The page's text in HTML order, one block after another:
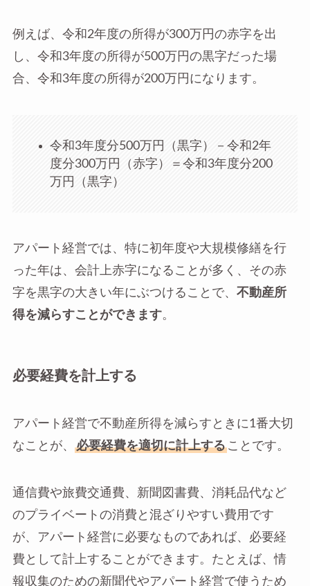
例えば、令和2年度の所得が300万円の赤字を出
し、令和3年度の所得が500万円の黒字だった場
合、令和3年度の所得が200万円になります。
令和3年度分500万円（黒字）－令和2年
度分300万円（赤字）＝令和3年度分200
万円（黒字）
アパート経営では、特に初年度や大規模修繕を行
った年は、会計上赤字になることが多く、その赤
字を黒字の大きい年にぶつけることで、 不動産所
得を減らすことができます。
必要経費を計上する
アパート経営で不動産所得を減らすときに1番大切
なことが、
必要経費を適切に計上することです。
通信費や旅費交通費、新聞図書費、消耗品代など
のプライベートの消費と混ざりやすい費用です
が、アパート経営に必要なものであれば、必要経
費として計上することができます。たとえば、情
報収集のための新聞代やアパート経営で使うため